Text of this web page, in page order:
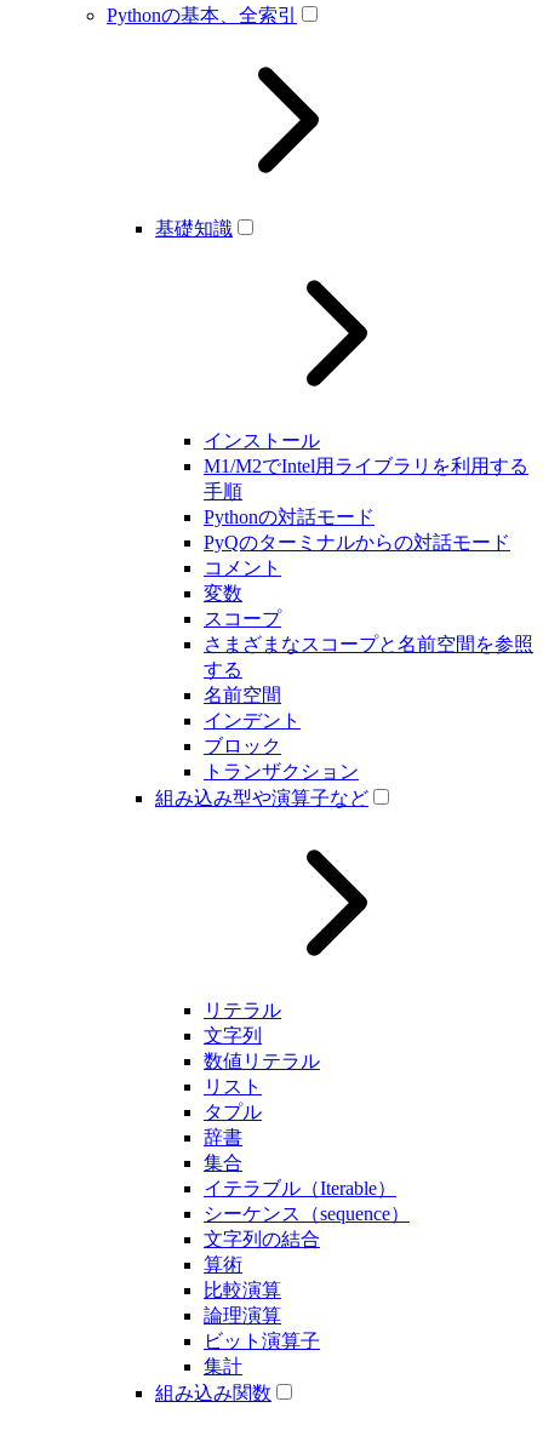
Pythonの基本、全索引
基礎知識
インストール
M1/M2でIntel用ライブラリを利用する
手順
Pythonの対話モード
PyQのターミナルからの対話モード
コメント
変数
スコープ
さまざまなスコープと名前空間を参照
する
名前空間
インデント
ブロック
トランザクション
組み込み型や演算子など
リテラル
文字列
数値リテラル
リスト
タプル
辞書
集合
イテラブル（Iterable）
シーケンス（sequence）
文字列の結合
算術
比較演算
論理演算
ビット演算子
集計
組み込み関数